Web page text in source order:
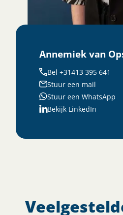
Annemiek van
Bel +31413 395 641
Stuur een mail
Stuur een WhatsApp
Bekijk LinkedIn